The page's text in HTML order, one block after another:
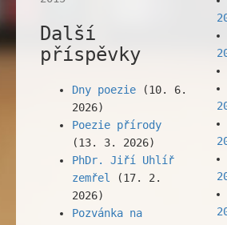
Další
příspěvky
Dny poezie (10. 6.
2026)
Poezie přírody
(13. 3. 2026)
PhDr. Jiří Uhlíř
zemřel
(17. 2.
2026)
Pozvánka na